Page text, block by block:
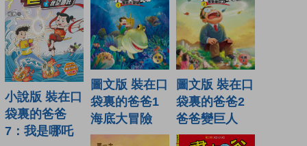
小說版 裝在口
袋裏的爸爸
7：我是哪吒
圖文版 裝在口
袋裏的爸爸1
海底大冒險
圖文版 裝在口
袋裏的爸爸2
爸爸變巨人